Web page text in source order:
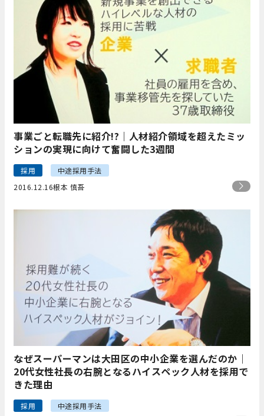
事業ごと転職先に紹介!?｜人材紹介領域を超えたミッ
ションの実現に向けて奮闘した3週間
採用
中途採用手法
2016.12.16根本 慎吾
なぜスーパーマンは大田区の中小企業を選んだのか｜
20代女性社長の右腕となるハイスペック人材を採用で
きた理由
採用
中途採用手法